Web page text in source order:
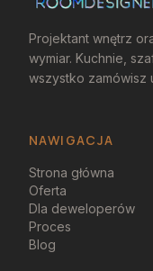
Projektant wnętrz
wymiar. Kuchnie,
wszystko zamówisz
NAWIGACJA
Strona główna
Oferta
Dla deweloperów
Proces
Blog